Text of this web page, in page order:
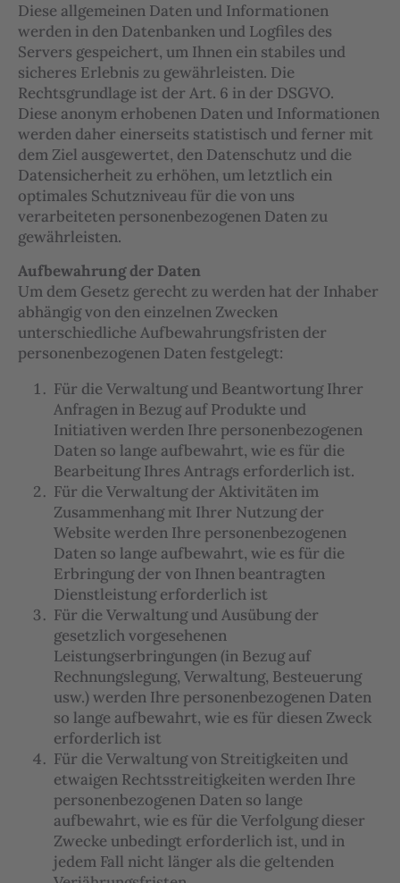
Diese allgemeinen Daten und Informationen
werden in den Datenbanken und Logfiles des
Servers gespeichert, um Ihnen ein stabiles und
sicheres Erlebnis zu gewährleisten. Die
Rechtsgrundlage ist der Art. 6 in der DSGVO.
Diese anonym erhobenen Daten und Informationen
werden daher einerseits statistisch und ferner mit
dem Ziel ausgewertet, den Datenschutz und die
Datensicherheit zu erhöhen, um letztlich ein
optimales Schutzniveau für die von uns
verarbeiteten personenbezogenen Daten zu
gewährleisten.
Aufbewahrung der Daten
Um dem Gesetz gerecht zu werden hat der Inhaber
abhängig von den einzelnen Zwecken
unterschiedliche Aufbewahrungsfristen der
personenbezogenen Daten festgelegt:
Für die Verwaltung und Beantwortung Ihrer
Anfragen in Bezug auf Produkte und
Initiativen werden Ihre personenbezogenen
Daten so lange aufbewahrt, wie es für die
Bearbeitung Ihres Antrags erforderlich ist.
Für die Verwaltung der Aktivitäten im
Zusammenhang mit Ihrer Nutzung der
Website werden Ihre personenbezogenen
Daten so lange aufbewahrt, wie es für die
Erbringung der von Ihnen beantragten
Dienstleistung erforderlich ist
Für die Verwaltung und Ausübung der
gesetzlich vorgesehenen
Leistungserbringungen (in Bezug auf
Rechnungslegung, Verwaltung, Besteuerung
usw.) werden Ihre personenbezogenen Daten
so lange aufbewahrt, wie es für diesen Zweck
erforderlich ist
Für die Verwaltung von Streitigkeiten und
etwaigen Rechtsstreitigkeiten werden Ihre
personenbezogenen Daten so lange
aufbewahrt, wie es für die Verfolgung dieser
Zwecke unbedingt erforderlich ist, und in
jedem Fall nicht länger als die geltenden